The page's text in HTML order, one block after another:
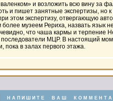
и возложить всю вину за
и пишет занятные экспертизы,
экспертизу, отвергающую
музеем Рериха, назвать язык не
что чаша кармы и терпение
МЦР. В настоящий
пока в залах первого этажа.
Н А П И Ш И Т Е В А Ш К О М М Е Н Т А